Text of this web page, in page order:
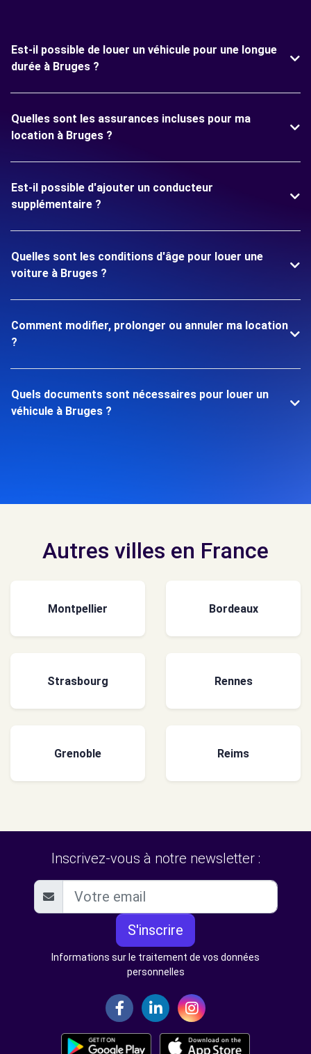
Est-il possible de louer un véhicule pour une longue
durée à Bruges ?
Quelles sont les assurances incluses pour ma
location à Bruges ?
Est-il possible d'ajouter un conducteur
supplémentaire ?
Quelles sont les conditions d'âge pour louer une
voiture à Bruges ?
Comment modifier, prolonger ou annuler ma location
?
Quels documents sont nécessaires pour louer un
véhicule à Bruges ?
Autres villes en France
Montpellier Bordeaux
Strasbourg Rennes
Grenoble Reims
Inscrivez-vous à notre newsletter :
S'inscrire
Informations sur le traitement de vos données
personnelles